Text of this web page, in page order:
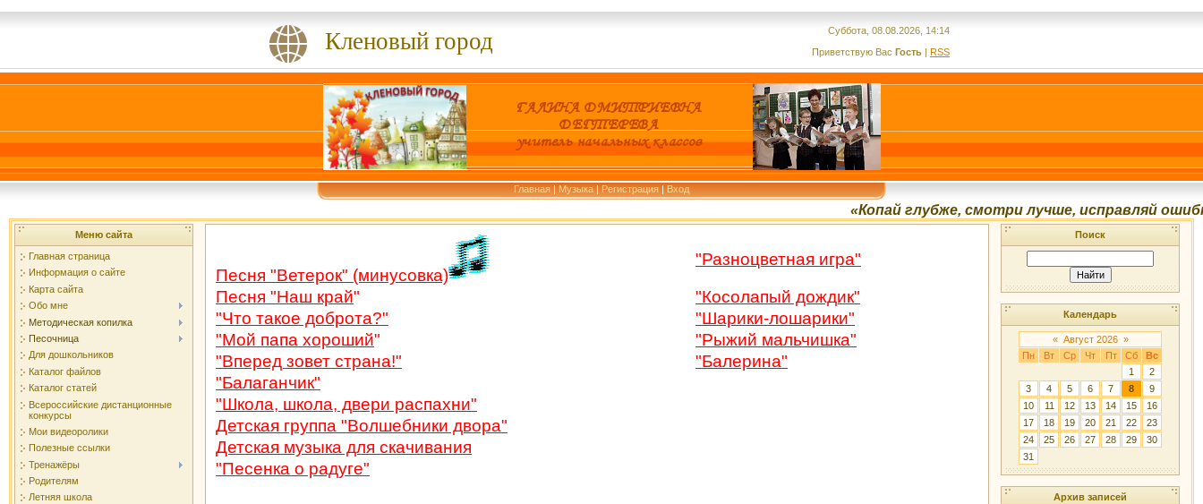
Кленовый город
Суббота, 08.08.2026, 14:14
Приветствую Вас Гость | RSS
Главная | Музыка | Регистрация | Вход
«Копай глубже, смотри лучше, исправляй
Меню сайта
Главная страница
Информация о сайте
Карта сайта
Обо мне
Методическая копилка
Песочница
Для дошкольников
Каталог файлов
Каталог статей
Всероссийские дистанционные
конкурсы
Мои видеоролики
Полезные ссылки
Тренажёры
Родителям
Летняя школа
Песня "Ветерок" (минусовка)
"Разноцветная игра"
Песня "Наш край"
"Косолапый дождик"
"Что такое доброта?"
"Шарики-лошарики"
"Мой папа хороший"
"Рыжий мальчишка"
"Вперед зовет страна!"
"Балерина"
"Балаганчик"
"Школа, школа, двери распахни"
Детская группа "Волшебники двора"
Детская музыка для скачивания
"Песенка о радуге"
Поиск
Календарь
« Август 2026 »
Пн
Вт Ср Чт Пт Сб
Вс
1
2
3
4 5 6 7 8
9
10
11 12 13 14 15
16
17
18 19 20 21 22
23
24
25 26 27 28 29
30
31
Архив записей